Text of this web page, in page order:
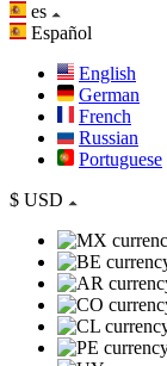
es
Español
English
German
French
Russian
Portuguese
$ USD